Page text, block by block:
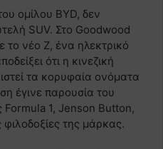
ομίλου BYD, δεν
SUV. Στο Goodwood
νέο Z, ένα ηλεκτρικό
ότι η κινεζική
τα κορυφαία ονόματα
έγινε παρουσία του
1, Jenson Button,
της μάρκας.